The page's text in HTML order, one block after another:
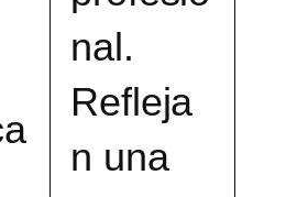
nal.
Refleja
n una